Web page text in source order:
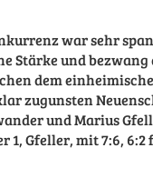
war sehr
Stärke und
dem
zugunsten
und Marius
1, Gfeller, mit 7:6,